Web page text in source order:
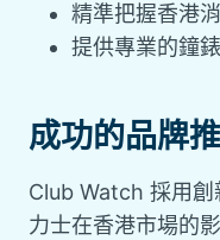
精準把握香港
提供專業的鐘
成功的品牌
Club Watch 採用創
力士在香港市場的